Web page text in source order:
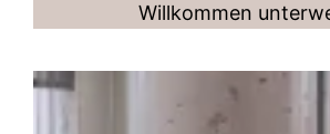
Willkommen